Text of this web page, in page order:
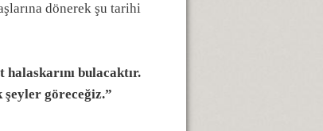
dönerek şu tarihi
bulacaktır.
şeyler göreceğiz.”